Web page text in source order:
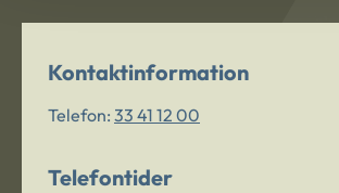
Kontaktinformation
Telefon: 33 41 12 00
Telefontider